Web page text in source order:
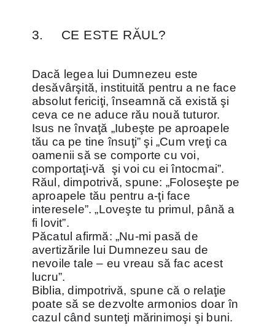
3. CE ESTE RĂUL?
Dacă legea lui Dumnezeu este
desăvârşită, instituită pentru a ne face
absolut fericiţi, înseamnă că există şi
ceva ce ne aduce rău nouă tuturor.
Isus ne învaţă „Iubeşte pe aproapele
tău ca pe tine însuţi” şi „Cum vreţi ca
oamenii să se comporte cu voi,
comportaţi-vă şi voi cu ei întocmai”.
Răul, dimpotrivă, spune: „Foloseşte pe
aproapele tău pentru a-ţi face
interesele”. „Loveşte tu primul, până a
fi lovit”.
Păcatul afirmă: „Nu-mi pasă de
avertizările lui Dumnezeu sau de
nevoile tale – eu vreau să fac acest
lucru”.
Biblia, dimpotrivă, spune că o relaţie
poate să se dezvolte armonios doar în
cazul când sunteţi mărinimoşi şi buni.